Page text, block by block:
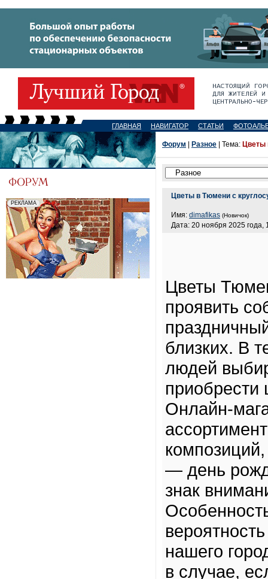
ГЛАВНАЯ НАВИГАТОР СТАТЬИ
Форум Разное | Тема: Цветы
Цветы в Тюмени с
Имя: dimafikas (Новичок)
Дата: 20 ноября 2025 года,
Цветы
проявить
близких. В
людей
Онлайн-
— день
знак
нашего
в случае,